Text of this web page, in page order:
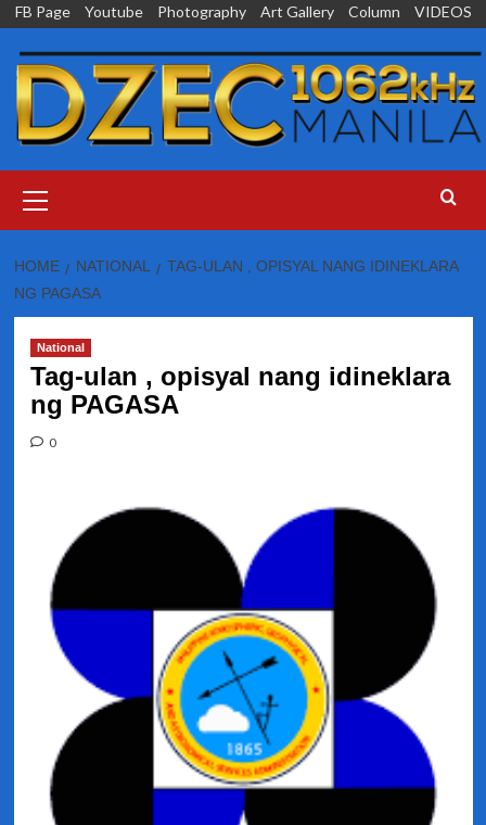
Skip
content
FB Page Youtube Photography Art Gallery Column VIDEOS
Menu
HOME NATIONAL
TAG-ULAN , OPISYAL NANG IDINEKLARA
NG PAGASA
National
Tag-ulan , opisyal nang idineklara
ng PAGASA
0